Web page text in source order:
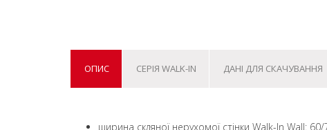
ОПИС СЕРІЯ WALK-IN ДАНІ ДЛЯ СКАЧУВАННЯ
ширина скляної нерухомої стінки Walk-In Wall: